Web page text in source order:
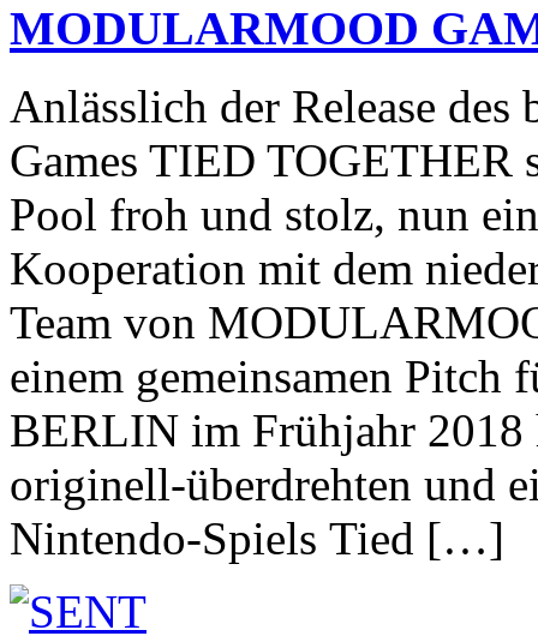
MODULARMOOD
Anlässlich der Release
Games TIED
Pool froh und stolz, nun
Kooperation mit dem
Team von
einem gemeinsamen
BERLIN im Frühjahr 2018
originell-überdrehten und
Nintendo-Spiels Tied […]